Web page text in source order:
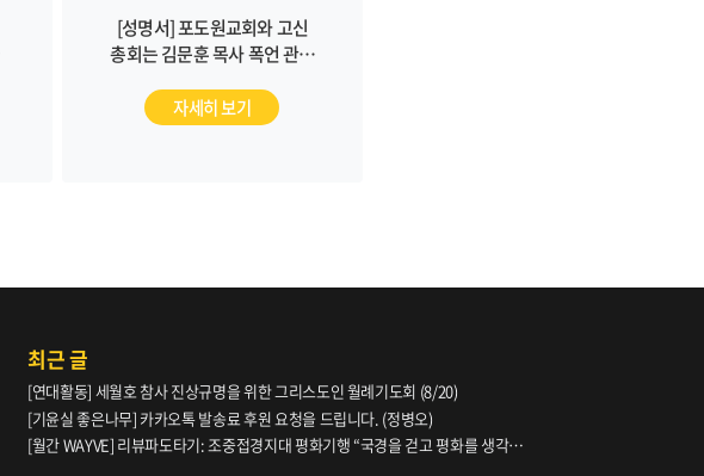
[성명서] 포도원교회와 고신
총회는 김문훈 목사 폭언 관련
규명과 피해자 회복 조치를 통해
근본적인 문제 해결에 나서야
자세히 보기
최근 글
[연대활동] 세월호 참사 진상규명을 위한 그리스도인 월례기도회 (8/20)
[기윤실 좋은나무] 카카오톡 발송료 후원 요청을 드립니다. (정병오)
[월간 WAYVE] 리뷰파도타기: 조중접경지대 평화기행 “국경을 걷고 평화를 생각하